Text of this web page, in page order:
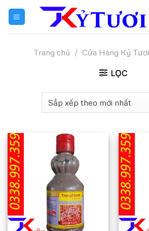
content
Trang chủ / Cửa Hàng Kỷ Tươi
LỌC